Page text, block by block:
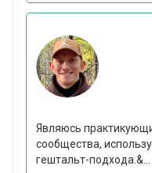
Являюсь
сообщества,
гештальт-подхода.&...